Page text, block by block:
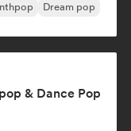
Dream pop
& Dance Pop